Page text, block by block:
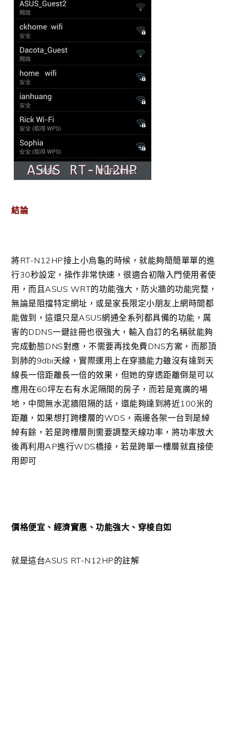
結論
將RT-N12HP接上小烏龜的時候，就能夠簡簡單單的進
行30秒設定，操作非常快速，很適合初階入門使用者使
用，而且ASUS WRT的功能強大，防火牆的功能完整，
無論是阻擋特定網址，或是家長限定小朋友上網時間都
能做到，這還只是ASUS網通全系列都具備的功能，厲
害的DDNS一鍵註冊也很強大，輸入自訂的名稱就能夠
完成動態DNS對應，不需要再找免費DNS方案，而那頂
到肺的9dbi天線，實際運用上在穿牆能力雖沒有達到天
線長一倍距離長一倍的效果，但她的穿透距離倒是可以
應用在60坪左右有水泥隔間的房子，而若是寬廣的場
地，中間無水泥牆阻隔的話，還能夠達到將近100米的
距離，如果想打跨樓層的WDS，兩邊各架一台到是綽
綽有餘，若是跨樓層則需要調整天線功率，將功率放大
後再利用AP進行WDS橋接，若是跨單一樓層就直接使
用即可
價格便宜、經濟實惠、功能強大、穿梭自如
就是這台ASUS RT-N12HP的註解